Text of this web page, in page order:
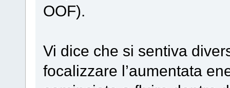
OOF).
Vi dice che si sentiva
focalizzare l’aumentata